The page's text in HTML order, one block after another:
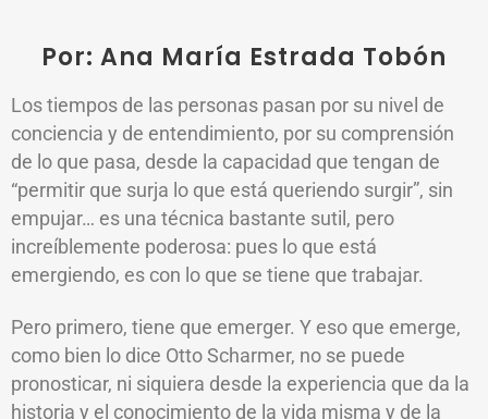
Por: Ana María Estrada Tobón
Los tiempos de las personas pasan por su nivel de
conciencia y de entendimiento, por su comprensión
de lo que pasa, desde la capacidad que tengan de
“permitir que surja lo que está queriendo surgir”, sin
empujar… es una técnica bastante sutil, pero
increíblemente poderosa: pues lo que está
emergiendo, es con lo que se tiene que trabajar.
Pero primero, tiene que emerger. Y eso que emerge,
como bien lo dice Otto Scharmer, no se puede
pronosticar, ni siquiera desde la experiencia que da la
historia y el conocimiento de la vida misma y de la